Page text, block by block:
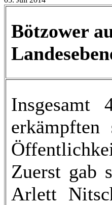
Bötzower
Insgesamt
Zuerst gab
Arlett